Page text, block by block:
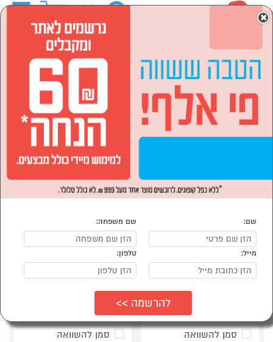
מוצרי חשמל לבית
שואבי אבק
הסתר רשימת קטגוריות
שואב אבק רובוטי (4) שואב אבק ידני (3)
שואבי אבק NARWAL
סמן להשוואה
סמן להשוואה
×
שם: שם משפחה:
מייל: טלפון: